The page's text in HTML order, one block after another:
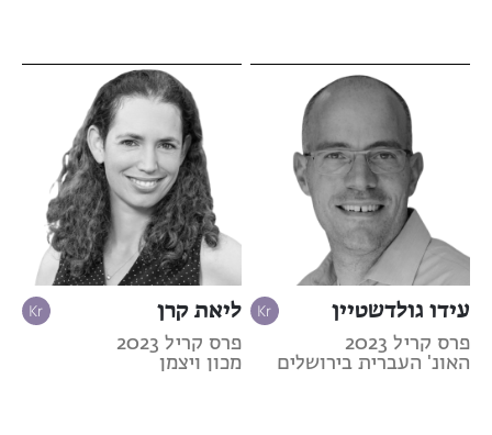
עידו גולדשטיין
פרס קריל 2023
האונ' העברית בירושלים
ליאת קרן
פרס קריל 2023
מכון ויצמן